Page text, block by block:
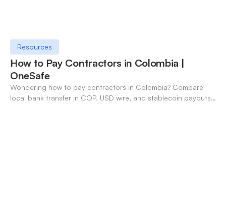
Resources
How to Pay Contractors in Colombia |
OneSafe
Wondering how to pay contractors in Colombia? Compare
local bank transfer in COP, USD wire, and stablecoin payouts.